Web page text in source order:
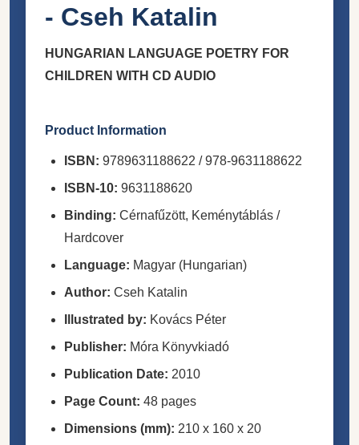
- Cseh Katalin
HUNGARIAN LANGUAGE POETRY FOR
CHILDREN WITH CD AUDIO
Product Information
ISBN: 9789631188622 / 978-9631188622
ISBN-10: 9631188620
Binding: Cérnafűzött, Keménytáblás /
Hardcover
Language: Magyar (Hungarian)
Author: Cseh Katalin
Illustrated by: Kovács Péter
Publisher: Móra Könyvkiadó
Publication Date: 2010
Page Count: 48 pages
Dimensions (mm): 210 x 160 x 20